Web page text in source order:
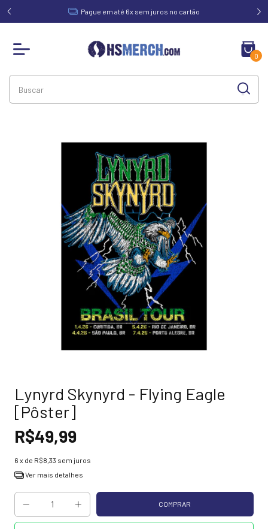
de Pague em até 6x sem juros no cartão
0
Lynyrd Skynyrd - Flying Eagle
[Pôster]
R$49,99
6 x de R$8,33 sem juros
Ver mais detalhes